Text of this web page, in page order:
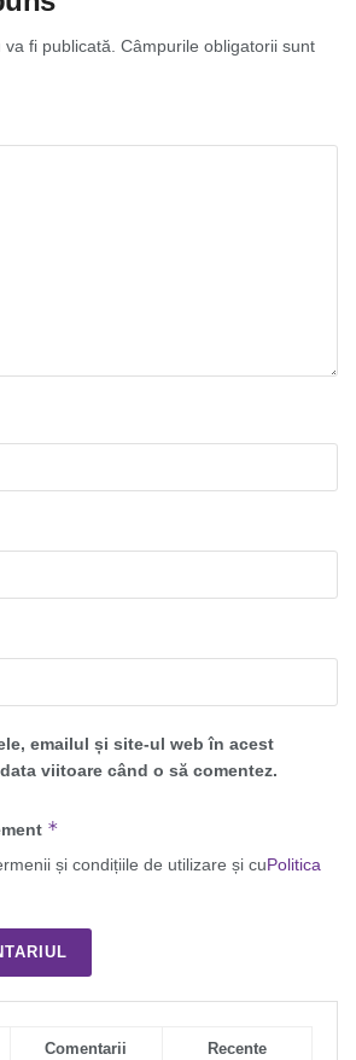
fi publicată. Câmpurile obligatorii sunt
emailul și site-ul web în acest
viitoare când o să comentez.
*
și condițiile de utilizare și cuPolitica
Comentarii Recente